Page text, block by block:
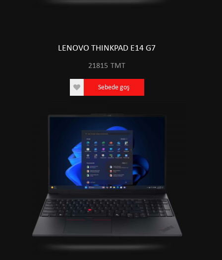
LENOVO THINKPAD E14 G7
21815 TMT
Sebede goş